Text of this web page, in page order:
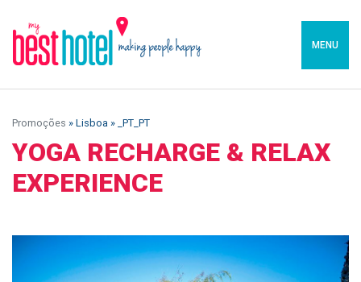
MENU
Promoções » Lisboa » _PT_PT
YOGA RECHARGE & RELAX
EXPERIENCE